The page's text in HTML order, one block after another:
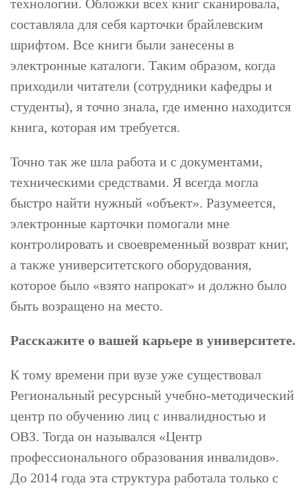
технологии. Обложки всех книг сканировала,
составляла для себя карточки брайлевским
шрифтом. Все книги были занесены в
электронные каталоги. Таким образом, когда
приходили читатели (сотрудники кафедры и
студенты), я точно знала, где именно находится
книга, которая им требуется.
Точно так же шла работа и с документами,
техническими средствами. Я всегда могла
быстро найти нужный «объект». Разумеется,
электронные карточки помогали мне
контролировать и своевременный возврат книг,
а также университетского оборудования,
которое было «взято напрокат» и должно было
быть возращено на место.
Расскажите о вашей карьере в университете.
К тому времени при вузе уже существовал
Региональный ресурсный учебно-методический
центр по обучению лиц с инвалидностью и
ОВЗ. Тогда он назывался «Центр
профессионального образования инвалидов».
До 2014 года эта структура работала только с